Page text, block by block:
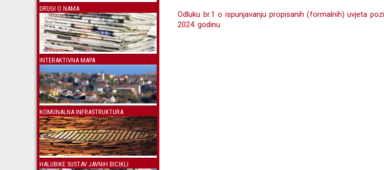
DRUGI O NAMA
INTERAKTIVNA MAPA
KOMUNALNA INFRASTRUKTURA
HALUBIKE SUSTAV JAVNIH BICIKLI
Odluku br.1 o ispunjavanju propisanih (formalnih) uvjeta
2024. godinu